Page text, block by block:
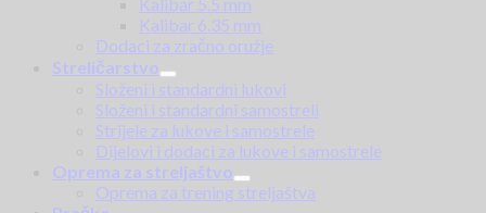
Kalibar 6.35 mm
Dodaci za zračno oružje
Streličarstvo
Složeni i standardni lukovi
Složeni i standardni samostreli
Strijele za lukove i samostrele
Dijelovi i dodaci za lukove i samostrele
Oprema za streljaštvo
Oprema za trening streljaštva